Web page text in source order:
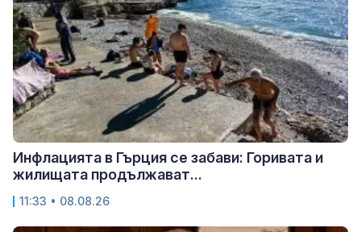
Инфлацията в Гърция се забави: Горивата и
жилищата продължават...
11:33 • 08.08.26